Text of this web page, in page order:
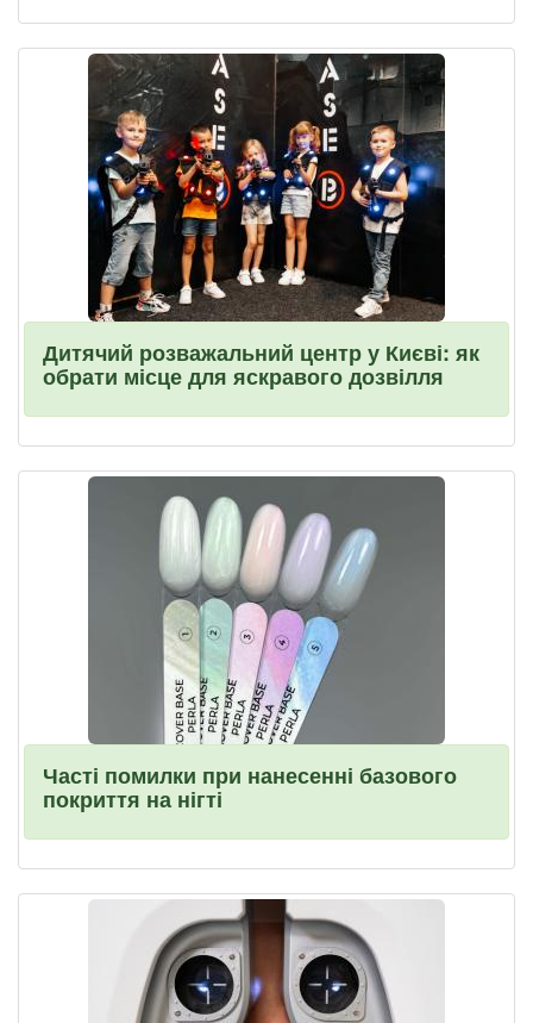
Дитячий розважальний центр у Києві: як
обрати місце для яскравого дозвілля
Часті помилки при нанесенні базового
покриття на нігті